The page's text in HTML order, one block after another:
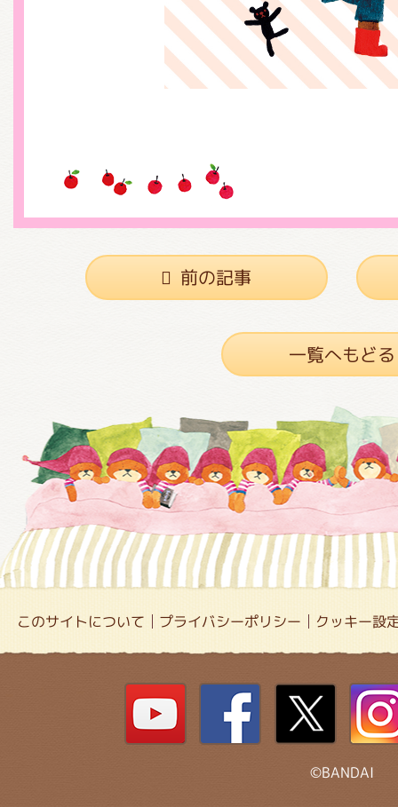
前の記事
一覧へもどる
このサイトについて プライバシーポリシー クッキー設
©BANDAI
くまのがっこう 家庭科部